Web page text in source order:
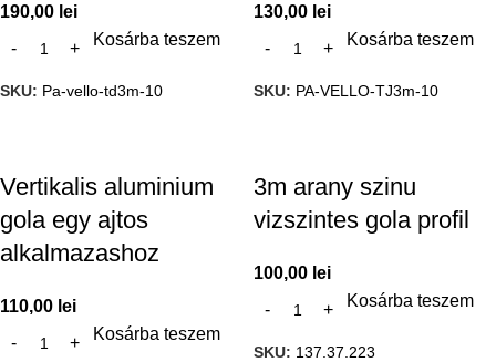
190,00 lei
Kosárba teszem
SKU: Pa-vello-td3m-10
130,00 lei
Kosárba teszem
SKU: PA-VELLO-TJ3m-10
Vertikalis aluminium
gola egy ajtos
alkalmazashoz
110,00 lei
Kosárba teszem
3m arany szinu
vizszintes gola profil
100,00 lei
Kosárba teszem
SKU: 137.37.223